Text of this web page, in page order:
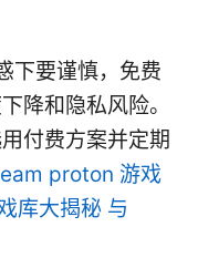
下要谨慎，免费
降和隐私风险。
付费方案并定期
proton 游戏
库大揭秘 与